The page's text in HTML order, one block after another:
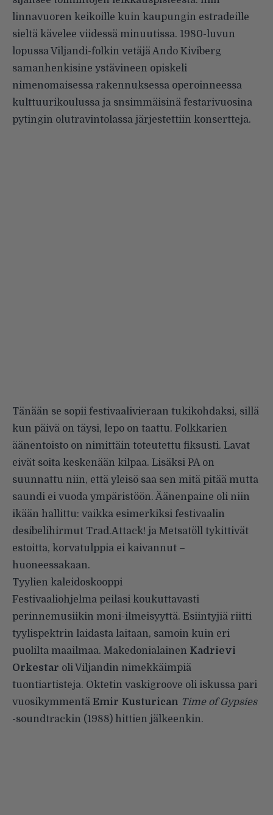
linnavuoren keikoille kuin kaupungin estradeille
sieltä kävelee viidessä minuutissa. 1980-luvun
lopussa Viljandi-folkin vetäjä Ando Kiviberg
samanhenkisine ystävineen opiskeli
nimenomaisessa rakennuksessa operoinneessa
kulttuurikoulussa ja snsimmäisinä festarivuosina
pytingin olutravintolassa järjestettiin konsertteja.
Tänään se sopii festivaalivieraan tukikohdaksi, sillä
kun päivä on täysi, lepo on taattu. Folkkarien
äänentoisto on nimittäin toteutettu fiksusti. Lavat
eivät soita keskenään kilpaa. Lisäksi PA on
suunnattu niin, että yleisö saa sen mitä pitää mutta
saundi ei vuoda ympäristöön. Äänenpaine oli niin
ikään hallittu: vaikka esimerkiksi festivaalin
desibelihirmut Trad.Attack! ja Metsatöll tykittivät
estoitta, korvatulppia ei kaivannut –
huoneessakaan.
Tyylien kaleidoskooppi
Festivaaliohjelma peilasi koukuttavasti
perinnemusiikin moni-ilmeisyyttä. Esiintyjiä riitti
tyylispektrin laidasta laitaan, samoin kuin eri
puolilta maailmaa. Makedonialainen Kadrievi
Orkestar oli Viljandin nimekkäimpiä
tuontiartisteja. Oktetin vaskigroove oli iskussa pari
vuosikymmentä Emir Kusturican Time of Gypsies
-soundtrackin (1988) hittien jälkeenkin.